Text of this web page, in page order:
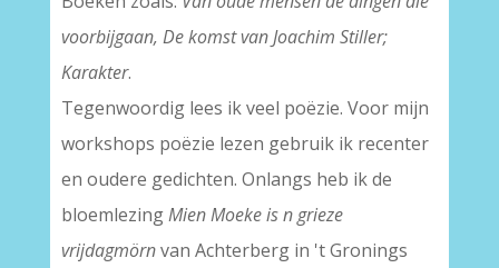
voorbijgaan, De komst van Joachim Stiller;
Karakter.
Tegenwoordig lees ik veel poëzie. Voor mijn
workshops poëzie lezen gebruik ik recenter
en oudere gedichten. Onlangs heb ik de
bloemlezingMien Moeke is n grieze
vrijdagmörnvan Achterberg in 't Gronings